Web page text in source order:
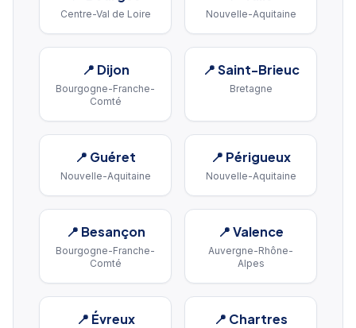
Centre-Val de Loire Nouvelle-Aquitaine
📍 Dijon
Bourgogne-Franche-
Comté
📍Saint-Brieuc
Bretagne
📍 Guéret
Nouvelle-Aquitaine
📍 Périgueux
Nouvelle-Aquitaine
📍 Besançon
Bourgogne-Franche-
Comté
📍Valence
Auvergne-Rhône-
Alpes
📍 Évreux 📍 Chartres